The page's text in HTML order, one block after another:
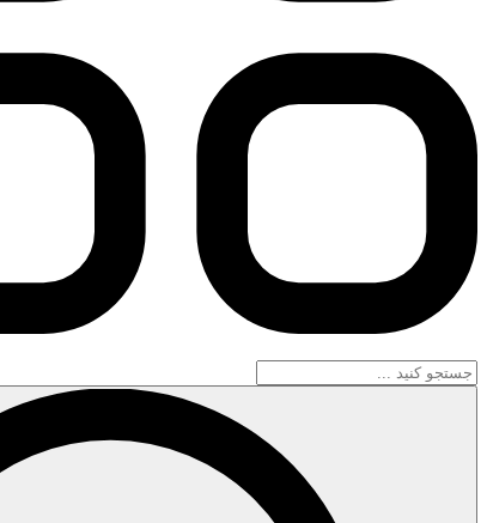
جستجو
...